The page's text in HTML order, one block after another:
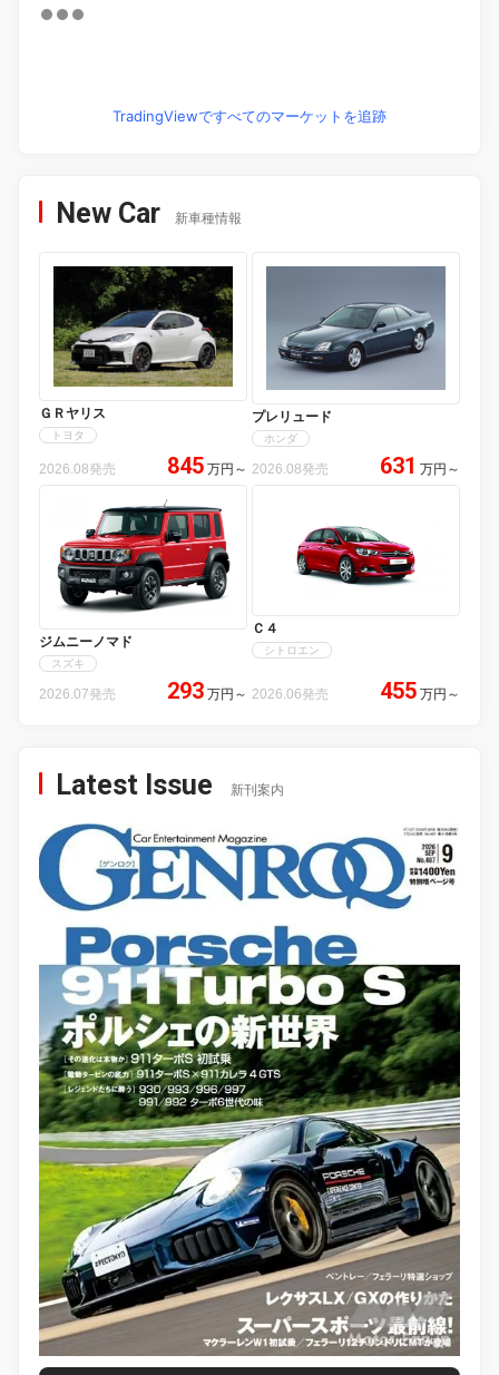
TradingViewですべてのマーケットを追跡
New Car 新車種情報
ＧＲヤリス
トヨタ
2026.08発売 845 万円 ～
プレリュード
ホンダ
2026.08発売 631 万円 ～
ジムニーノマド
スズキ
2026.07発売 293 万円 ～
Ｃ４
シトロエン
2026.06発売 455 万円 ～
Latest Issue 新刊案内